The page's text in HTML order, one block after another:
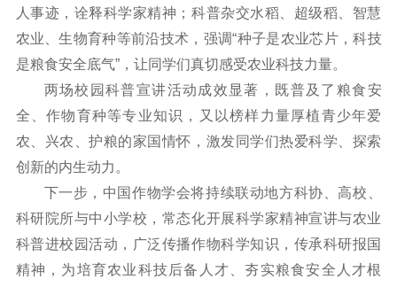
人事迹，诠释科学家精神；科普杂交水稻、超级稻、智慧
农业、生物育种等前沿技术，强调“种子是农业芯片，科技
是粮食安全底气”，让同学们真切感受农业科技力量。
两场校园科普宣讲活动成效显著，既普及了粮食安
全、作物育种等专业知识，又以榜样力量厚植青少年爱
农、兴农、护粮的家国情怀，激发同学们热爱科学、探索
创新的内生动力。
下一步，中国作物学会将持续联动地方科协、高校、
科研院所与中小学校，常态化开展科学家精神宣讲与农业
科普进校园活动，广泛传播作物科学知识，传承科研报国
精神，为培育农业科技后备人才、夯实粮食安全人才根